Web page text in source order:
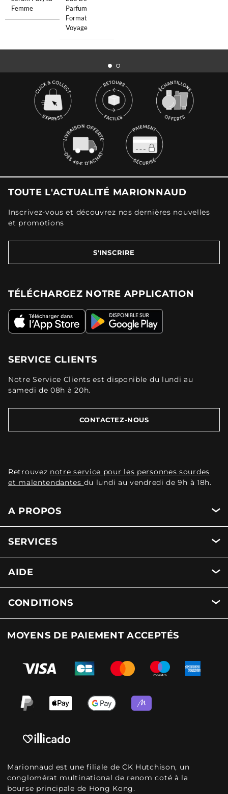
Femme
Parfum
Format
Voyage
TOUTE L'ACTUALITÉ MARIONNAUD
Inscrivez-vous et découvrez nos dernières nouvelles
et promotions
S'INSCRIRE
TÉLÉCHARGEZ NOTRE APPLICATION
SERVICE CLIENTS
Notre Service Clients est disponible du lundi au
samedi de 08h à 20h.
CONTACTEZ-NOUS
Retrouvez notre service pour les personnes sourdes
et malentendantes du lundi au vendredi de 9h à 18h.
A PROPOS
SERVICES
AIDE
CONDITIONS
MOYENS DE PAIEMENT ACCEPTÉS
Marionnaud est une filiale de CK Hutchison, un
conglomérat multinational de renom coté à la
bourse principale de Hong Kong.